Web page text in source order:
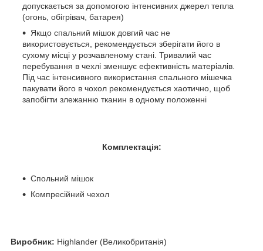
допускається за допомогою інтенсивних джерел тепла
(огонь, обігрівач, батарея)
Якщо спальний мішок довгий час не
використовується, рекомендується зберігати його в
сухому місці у розчавленому стані. Тривалий час
перебування в чехлі зменшує ефективність матеріалів.
Під час інтенсивного використання спального мішечка
пакувати його в чохол рекомендується хаотично, щоб
запобігти злежанню тканин в одному положенні
Комплектація:
Спольний мішок
Компресійний чехол
Виробник: Highlander (Великобританія)